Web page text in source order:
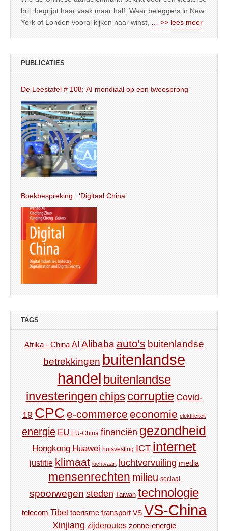
bril, begrijpt haar vaak maar half. Waar beleggers in New
York of Londen vooral kijken naar winst, … >> lees meer
PUBLICATIES
De Leestafel # 108: AI mondiaal op een tweesprong
Boekbespreking: ‘Digitaal China’
TAGS
Afrika - China AI Alibaba auto's buitenlandse
betrekkingen buitenlandse
handel buitenlandse
investeringen chips corruptie Covid-
19 CPC e-commerce economie elektriciteit
energie EU EU-China financiën gezondheid
Hongkong Huawei huisvesting ICT internet
justitie klimaat luchtvaart luchtvervuiling media
mensenrechten milieu sociaal
spoorwegen steden Taiwan technologie
telecom Tibet toerisme transport VS VS-China
Xinjiang zijderoutes zonne-energie